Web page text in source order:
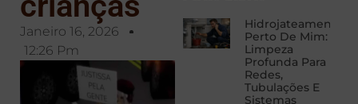
Janeiro 16, 2026
12:26 Pm
Hidrojateamento
Perto De Mim:
Limpeza
Profunda Para
Redes,
Tubulações E
Sistemas